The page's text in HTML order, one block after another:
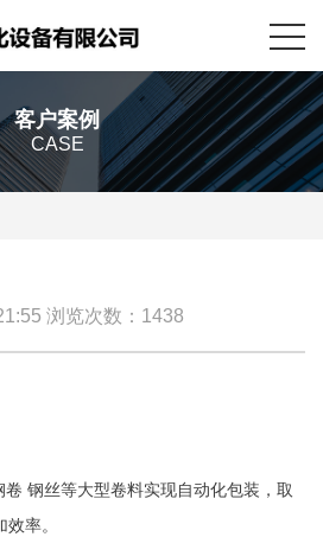
客户案例
CASE
浏览次数：1438
钢丝等大型卷料实现自动化包装，取
率。